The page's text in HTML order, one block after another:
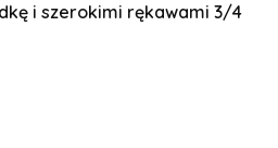
i szerokimi rękawami 3/4